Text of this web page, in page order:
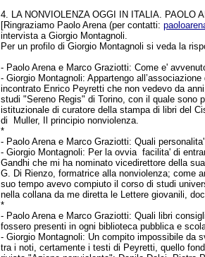
4. LA NONVIOLENZA OGGI IN ITALIA. PAOLO
[Ringraziamo Paolo Arena (per contatti:
intervista a Giorgio Montagnoli.
Per un profilo di Giorgio Montagnoli si veda la
- Paolo Arena e Marco Graziotti: Come e'
- Giorgio Montagnoli: Appartengo
incontrato Enrico Peyretti che non vedevo da
studi "Sereno Regis" di Torino, con il quale sono
istituzionale di curatore della stampa di libri del
di
Muller, Il principio nonviolenza.
*
- Paolo Arena e Marco Graziotti: Quali
- Giorgio Montagnoli: Per la ovvia facilita' di
Gandhi che mi ha nominato vicedirettore della
G. Di Rienzo, formatrice alla nonviolenza; come
suo tempo avevo compiuto il corso di studi
nella collana da me diretta le Lettere giovanili,
*
- Paolo Arena e Marco Graziotti: Quali libri
fossero presenti in ogni biblioteca pubblica e
- Giorgio Montagnoli: Un compito impossibile da
tra i noti, certamente i testi di Peyretti, quello